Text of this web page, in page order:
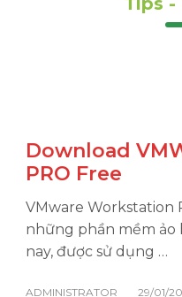
Download
PRO Free
VMware Workstation
những phần mềm ảo
nay, được sử dụng …
ADMINISTRATOR 29/01/